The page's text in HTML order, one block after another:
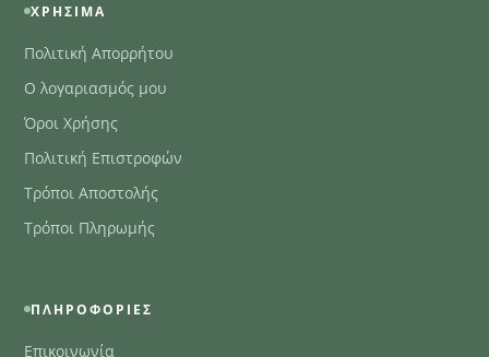
ΧΡΉΣΙΜΑ
Πολιτική Απορρήτου
Ο λογαριασμός μου
Όροι Χρήσης
Πολιτική Επιστροφών
Τρόποι Αποστολής
Τρόποι Πληρωμής
ΠΛΗΡΟΦΟΡΊΕΣ
Επικοινωνία